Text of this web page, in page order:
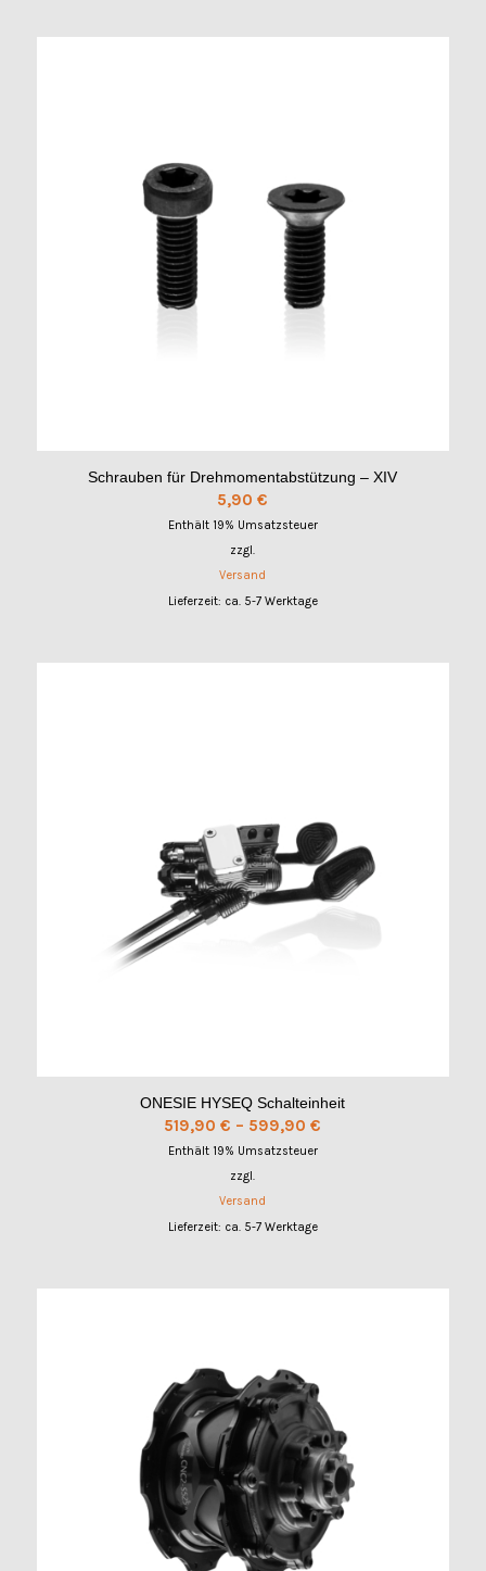
Schrauben für Drehmomentabstützung – XIV
5,90€
Enthält 19% Umsatzsteuer
zzgl.
Versand
Lieferzeit: ca. 5-7 Werktage
ONESIE HYSEQ Schalteinheit
519,90€ – 599,90€
Enthält 19% Umsatzsteuer
zzgl.
Versand
Lieferzeit: ca. 5-7 Werktage